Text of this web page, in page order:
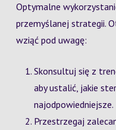
Optymalne
przemyślanej strategii.
wziąć pod uwagę:
Skonsultuj się z
aby ustalić, jakie
najodpowiedniejsze.
Przestrzegaj